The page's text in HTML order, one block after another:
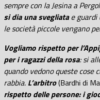
sempre con la Jesina a
si dia una svegliatae
le società piccole vengano
Vogliamo rispetto per
per i ragazzi della rosa: si
quando vedono queste cose
rabbia. L’arbitro(Bardhi di
rispetto delle persone: i